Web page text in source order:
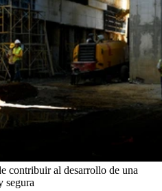
contribuir al desarrollo de una
segura